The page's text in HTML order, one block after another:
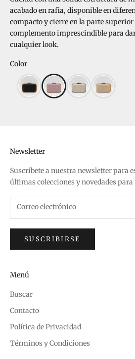
acabado en rafia, disponible en
compacto y cierre en la parte
complemento imprescindible para
cualquier look.
Color
Newsletter
Suscríbete a nuestra newsletter para
últimas colecciones y novedades
SUSCRIBIRSE
Menú
Buscar
Contacto
Política de Privacidad
Términos y Condiciones